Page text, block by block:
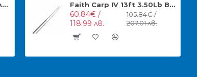
Сигнализатори за риболов Faith Wicked Set 3+1 Faith Carp IV 13ft 3.50Lb Въдица
60.84€ /
118.99 лв.
105.84€ /
207.01 лв.